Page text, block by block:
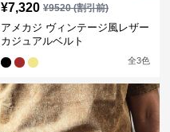
¥7,320 ¥9520(割引前)
アメカジ ヴィンテージ風レザー
カジュアルベルト
全3色